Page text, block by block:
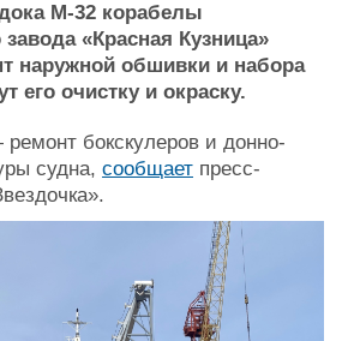
Оборудование
Изделия
Материалы
Галерея флота
Форум
Отзывы
М-32 корабелы
«Красная Кузница»
наружной обшивки и набора
его очистку и окраску.
бокскулеров и донно-
судна, сообщает пресс-